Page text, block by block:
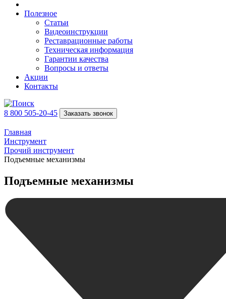
Полезное
Статьи
Видеоинструкции
Реставрационные работы
Техническая информация
Гарантии качества
Вопросы и ответы
Акции
Контакты
8 800 505-20-45 Заказать звонок
Главная
Инструмент
Прочий инструмент
Подъeмные механизмы
Подъeмные механизмы